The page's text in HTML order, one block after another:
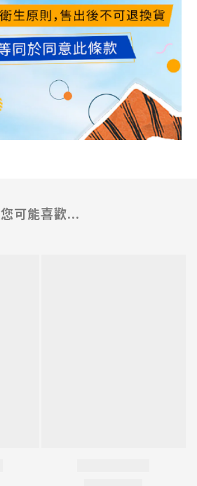
您可能喜歡...